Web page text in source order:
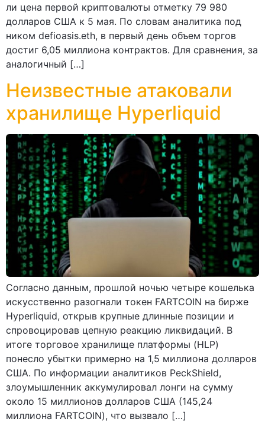
ли цена первой криптовалюты отметку 79 980
долларов США к 5 мая. По словам аналитика под
ником defioasis.eth, в первый день объем торгов
достиг 6,05 миллиона контрактов. Для сравнения, за
аналогичный […]
Неизвестные атаковали
хранилище Hyperliquid
Согласно данным, прошлой ночью четыре кошелька
искусственно разогнали токен FARTCOIN на бирже
Hyperliquid, открыв крупные длинные позиции и
спровоцировав цепную реакцию ликвидаций. В
итоге торговое хранилище платформы (HLP)
понесло убытки примерно на 1,5 миллиона долларов
США. По информации аналитиков PeckShield,
злоумышленник аккумулировал лонги на сумму
около 15 миллионов долларов США (145,24
миллиона FARTCOIN), что вызвало […]